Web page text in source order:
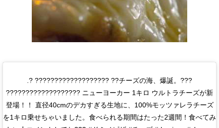
.? ??????????????????? ??チーズの海、爆誕。???
??????????????????? ニューヨーカー 1キロ ウルトラチーズが新
登場！！ 直径40cmのデカすぎる生地に、100%モッツァレラチーズ
を1キロ乗せちゃいました。食べられる期間はたった2週間！食べてみ